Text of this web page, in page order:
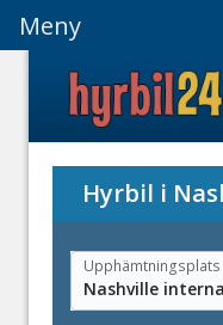
Meny
Hyrbil i
Upphämtningsplats
Meny